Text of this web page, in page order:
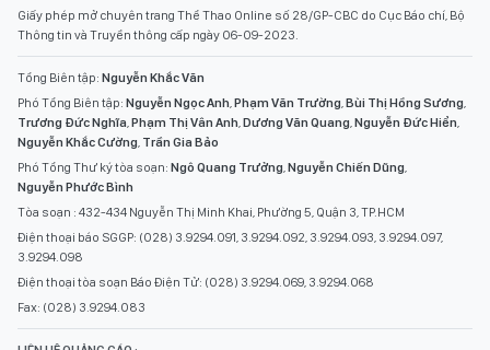
Giấy phép mở chuyên trang Thể Thao Online số 28/GP-CBC do Cục Báo chí, Bộ
Thông tin và Truyền thông cấp ngày 06-09-2023.
Tổng Biên tập: Nguyễn Khắc Văn
Phó Tổng Biên tập: Nguyễn Ngọc Anh,Phạm Văn Trường,Bùi Thị Hồng Sương,
Trương Đức Nghĩa,Phạm Thị Vân Anh,Dương Văn Quang,Nguyễn Đức Hiển,
Nguyễn Khắc Cường, Trần Gia Bảo
Phó Tổng Thư ký tòa soạn: Ngô Quang Trưởng,Nguyễn Chiến Dũng,
Nguyễn Phước Bình
Tòa soạn : 432-434 Nguyễn Thị Minh Khai, Phường 5, Quận 3, TP.HCM
Điện thoại báo SGGP: (028) 3.9294.091, 3.9294.092, 3.9294.093, 3.9294.097,
3.9294.098
Điện thoại tòa soạn Báo Điện Tử: (028) 3.9294.069, 3.9294.068
Fax: (028) 3.9294.083